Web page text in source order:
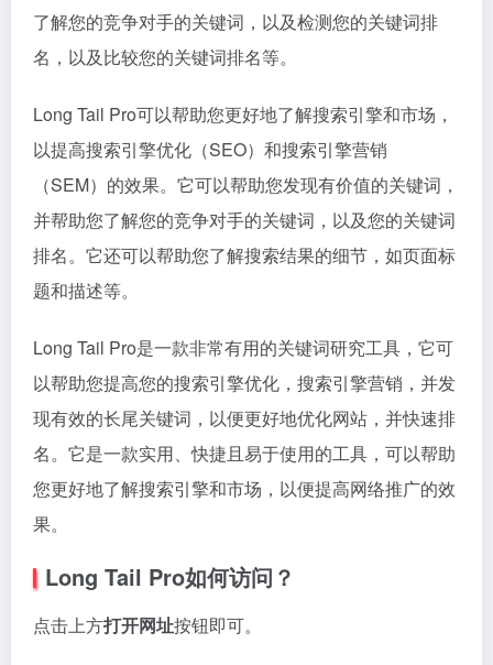
了解您的竞争对手的关键词，以及检测您的关键词排
名，以及比较您的关键词排名等。
Long Tail Pro可以帮助您更好地了解搜索引擎和市场，
以提高搜索引擎优化（SEO）和搜索引擎营销
（SEM）的效果。它可以帮助您发现有价值的关键词，
并帮助您了解您的竞争对手的关键词，以及您的关键词
排名。它还可以帮助您了解搜索结果的细节，如页面标
题和描述等。
Long Tail Pro是一款非常有用的关键词研究工具，它可
以帮助您提高您的搜索引擎优化，搜索引擎营销，并发
现有效的长尾关键词，以便更好地优化网站，并快速排
名。它是一款实用、快捷且易于使用的工具，可以帮助
您更好地了解搜索引擎和市场，以便提高网络推广的效
果。
Long Tail Pro如何访问？
点击上方打开网址按钮即可。